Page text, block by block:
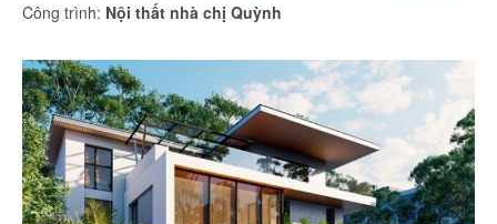
Công trình: Nội thất nhà chị Quỳnh